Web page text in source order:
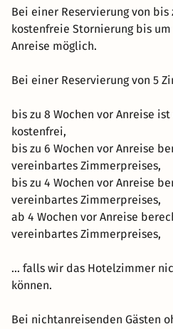
alle haben das (Gastro-)Herz
Viele sind über lange Jahre,
Team!
Bei einer Reservierung von
kostenfreie Stornierung bis
Anreise möglich.
Bei einer Reservierung von 5
bis zu 8 Wochen vor Anreise
kostenfrei,
bis zu 6 Wochen vor Anreise
vereinbartes Zimmerpreises,
bis zu 4 Wochen vor Anreise
vereinbartes Zimmerpreises,
ab 4 Wochen vor Anreise
vereinbartes Zimmerpreises,
… falls wir das Hotelzimmer
können.
Bei nichtanreisenden Gästen